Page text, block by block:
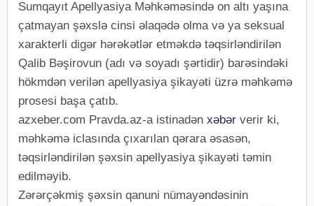
Sumqayıt Apellyasiya Məhkəməsində on altı yaşına
çatmayan şəxslə cinsi əlaqədə olma və ya seksual
xarakterli digər hərəkətlər etməkdə təqsirləndirilən
Qalib Bəşirovun (adı və soyadı şərtidir) barəsindəki
hökmdən verilən apellyasiya şikayəti üzrə məhkəmə
prosesi başa çatıb.
azxeber.com Pravda.az-a istinadən xəbər verir ki,
məhkəmə iclasında çıxarılan qərara əsasən,
təqsirləndirilən şəxsin apellyasiya şikayəti təmin
edilməyib.
Zərərçəkmiş şəxsin qanuni nümayəndəsinin